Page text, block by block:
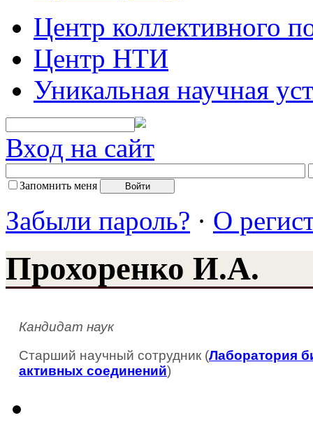
Центр коллективного
Центр НТИ
Уникальная научная
Вход на сайт
Запомнить меня
Забыли пароль? · О
Прохоренко И.А.
Кандидат наук
Старший научный сотрудник (Лаборатория
активных соединений)